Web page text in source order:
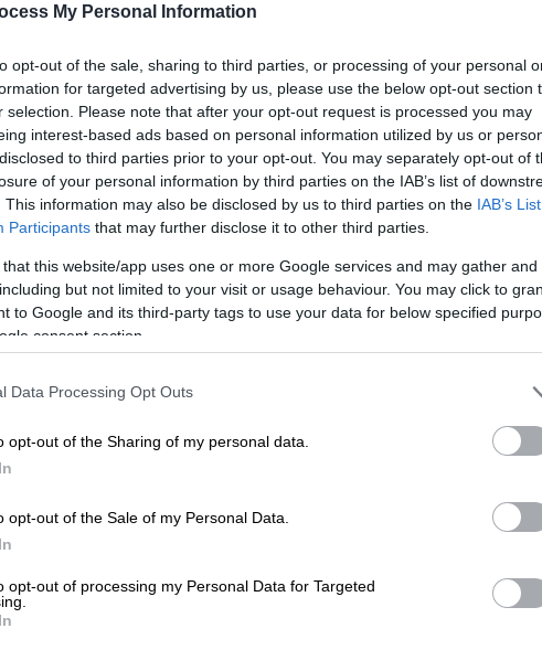
My Personal Information
opt-out of the sale, sharing to third parties, or processing of your personal
for targeted advertising by us, please use the below opt-out section
selection. Please note that after your opt-out request is processed you may
interest-based ads based on personal information utilized by us or
to third parties prior to your opt-out. You may separately opt-out of
of your personal information by third parties on the IAB’s list of
This information may also be disclosed by us to third parties on the IAB’s
Participants that may further disclose it to other third parties.
that this website/app uses one or more Google services and may gather and
but not limited to your visit or usage behaviour. You may click to
to Google and its third-party tags to use your data for below specified
consent section.
Data Processing Opt Outs
opt-out of the Sharing of my personal data.
opt-out of the Sale of my Personal Data.
opt-out of processing my Personal Data for Targeted
με δαμάσκηνα και μπέικον
μόνο που θα χρεαστεί να κάνετε είναι
Δείτε τη συνταγή
και κρέμα άνηθου
100 γρ. καπνιστός σολομός (σε φέτες ή
σούπας ψιλοκομμένος άνηθος, 1
ξύσμα από ½ λεμόνι